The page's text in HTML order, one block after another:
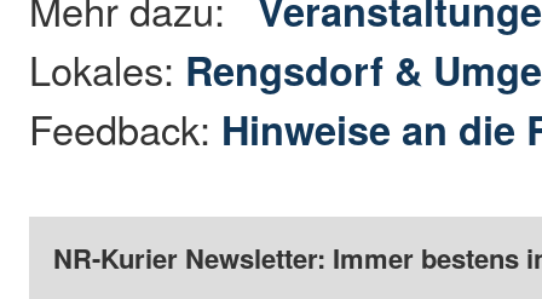
Lokales: Rengsdorf &
Feedback: Hinweise an die
NR-Kurier Newsletter: Immer bestens